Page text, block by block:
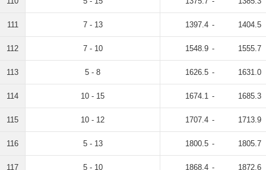
111 7 - 13 1397.4 - 1404.5
112 7 - 10 1548.9 - 1555.7
113 5 - 8 1626.5 - 1631.0
114 10 - 15 1674.1 - 1685.3
115 10 - 12 1707.4 - 1713.9
116 5 - 13 1800.5 - 1805.7
117 5 - 10 1868.4 - 1872.6